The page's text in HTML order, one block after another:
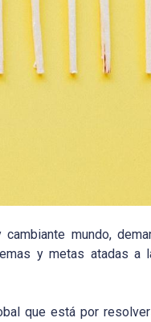
mundo,
y metas atadas a
que está por